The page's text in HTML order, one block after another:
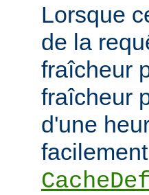
Lorsque
de la
fraîcheur
fraîcheur
d'une